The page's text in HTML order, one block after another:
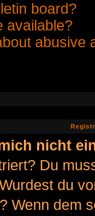
board?
available?
abusive
nicht
Du
du
Wenn dem